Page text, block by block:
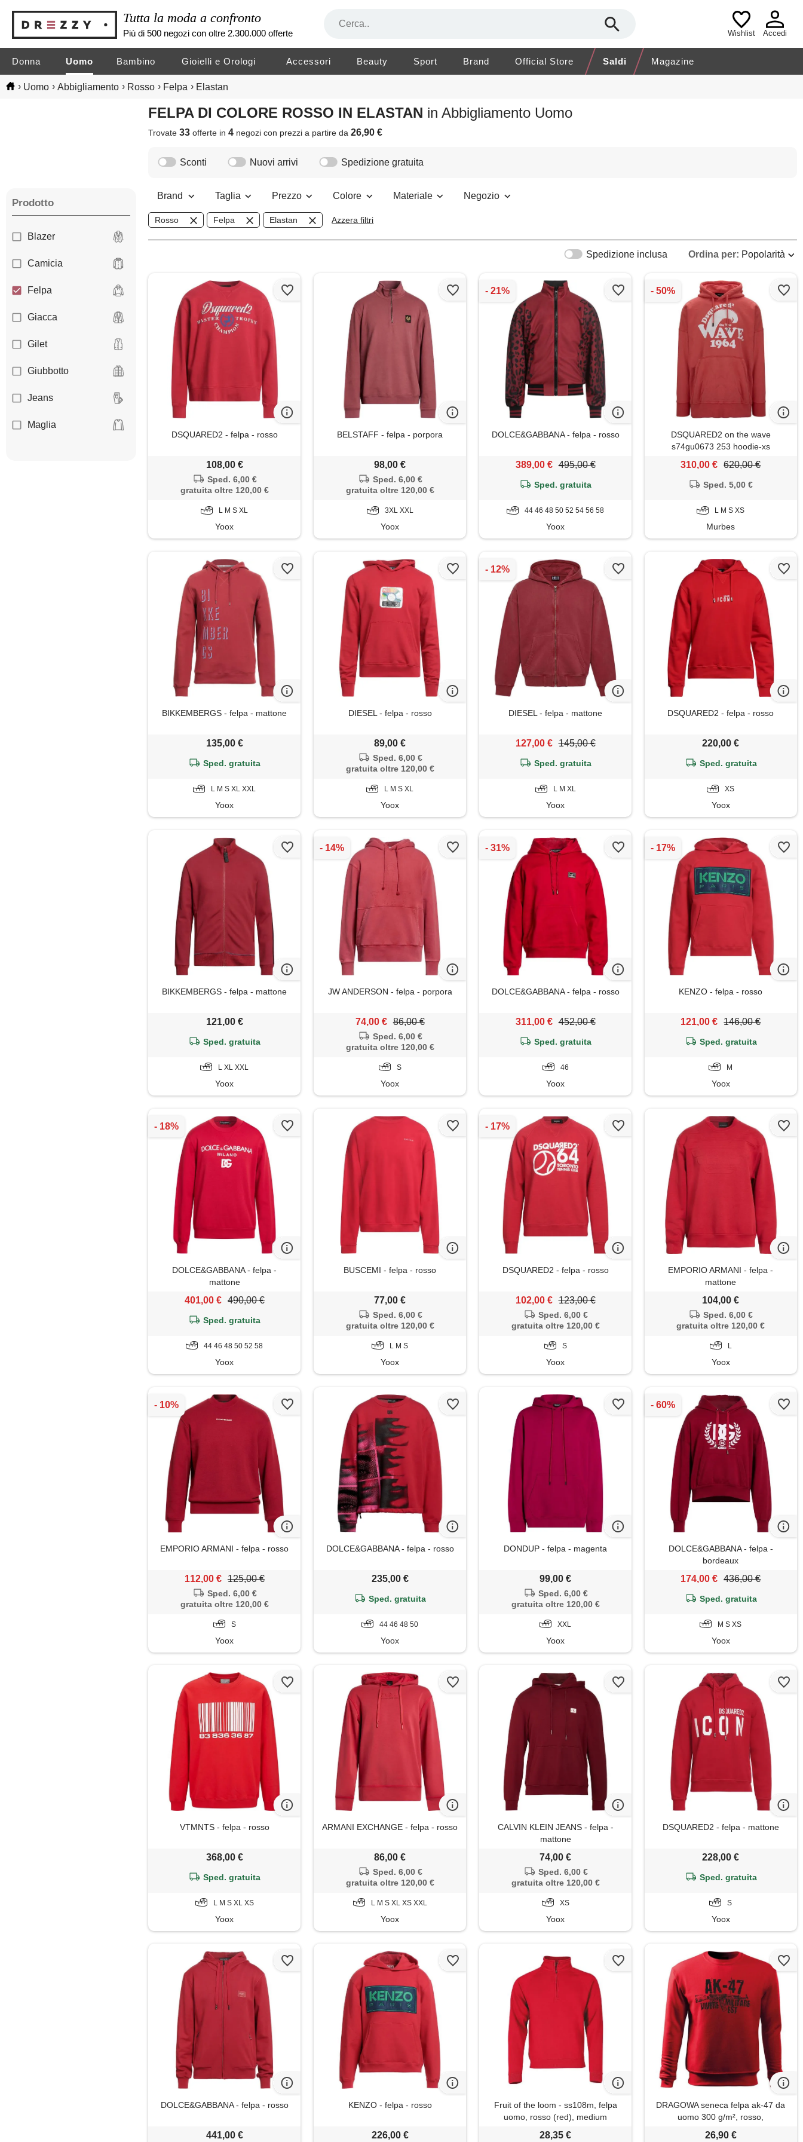
Tutta la moda a confronto
Più di 500 negozi con oltre 2.300.000 offerte Wishlist Accedi
Donna Uomo Bambino Gioielli e Orologi Accessori Beauty Sport Brand Official Store Saldi Magazine
› Uomo › Abbigliamento › Rosso › Felpa › Elastan
FELPA DI COLORE ROSSO IN ELASTAN in Abbigliamento Uomo
Trovate33 offerte in4 negozicon prezzi a partire da26,90 €
Prodotto
Blazer
Camicia
Felpa
Giacca
Gilet
Giubbotto
Jeans
Maglia
Sconti Nuovi arrivi Spedizione gratuita
Brand Taglia Prezzo Colore Materiale Negozio
Rosso Felpa Elastan Azzera filtri
Ordina per: Popolarità
Spedizione inclusa
DSQUARED2 - felpa - rosso
108,00 €
Sped. 6,00 €
gratuita oltre 120,00 €
L M S XL
Yoox
BELSTAFF - felpa - porpora
98,00 €
Sped. 6,00 €
gratuita oltre 120,00 €
3XL XXL
Yoox
DOLCE&GABBANA - felpa - rosso
389,00 € 495,00 €
Sped. gratuita
44 46 48 50 52 54 56 58
Yoox
DSQUARED2 on the wave
s74gu0673 253 hoodie-xs
310,00 € 620,00 €
Sped. 5,00 €
L M S XS
Murbes
BIKKEMBERGS - felpa - mattone
135,00 €
Sped. gratuita
L M S XL XXL
Yoox
DIESEL - felpa - rosso
89,00 €
Sped. 6,00 €
gratuita oltre 120,00 €
L M S XL
Yoox
DIESEL - felpa - mattone
127,00 € 145,00 €
Sped. gratuita
L M XL
Yoox
DSQUARED2 - felpa - rosso
220,00 €
Sped. gratuita
XS
Yoox
BIKKEMBERGS - felpa - mattone
121,00 €
Sped. gratuita
L XL XXL
Yoox
JW ANDERSON - felpa - porpora
74,00 € 86,00 €
Sped. 6,00 €
gratuita oltre 120,00 €
S
Yoox
DOLCE&GABBANA - felpa - rosso
311,00 € 452,00 €
Sped. gratuita
46
Yoox
KENZO - felpa - rosso
121,00 € 146,00 €
Sped. gratuita
M
Yoox
DOLCE&GABBANA - felpa -
mattone
401,00 € 490,00 €
Sped. gratuita
44 46 48 50 52 58
Yoox
BUSCEMI - felpa - rosso
77,00 €
Sped. 6,00 €
gratuita oltre 120,00 €
L M S
Yoox
DSQUARED2 - felpa - rosso
102,00 € 123,00 €
Sped. 6,00 €
gratuita oltre 120,00 €
S
Yoox
EMPORIO ARMANI - felpa -
mattone
104,00 €
Sped. 6,00 €
gratuita oltre 120,00 €
L
Yoox
EMPORIO ARMANI - felpa - rosso
112,00 € 125,00 €
Sped. 6,00 €
gratuita oltre 120,00 €
S
Yoox
DOLCE&GABBANA - felpa - rosso
235,00 €
Sped. gratuita
44 46 48 50
Yoox
DONDUP - felpa - magenta
99,00 €
Sped. 6,00 €
gratuita oltre 120,00 €
XXL
Yoox
DOLCE&GABBANA - felpa -
bordeaux
174,00 € 436,00 €
Sped. gratuita
M S XS
Yoox
VTMNTS - felpa - rosso
368,00 €
Sped. gratuita
L M S XL XS
Yoox
ARMANI EXCHANGE - felpa - rosso
86,00 €
Sped. 6,00 €
gratuita oltre 120,00 €
L M S XL XS XXL
Yoox
CALVIN KLEIN JEANS - felpa -
mattone
74,00 €
Sped. 6,00 €
gratuita oltre 120,00 €
XS
Yoox
DSQUARED2 - felpa - mattone
228,00 €
Sped. gratuita
S
Yoox
DOLCE&GABBANA - felpa - rosso
441,00 €
KENZO - felpa - rosso
226,00 €
Fruit of the loom - ss108m, felpa
uomo, rosso (red), medium
28,35 €
DRAGOWA seneca felpa ak-47 da
uomo 300 g/m², rosso,
26,90 €